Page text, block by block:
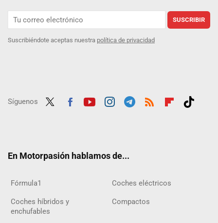
SUSCRIBIR
Suscribiéndote aceptas nuestra política de privacidad
Síguenos
En Motorpasión hablamos de...
Fórmula1 Coches eléctricos
Coches híbridos y
enchufables
Compactos